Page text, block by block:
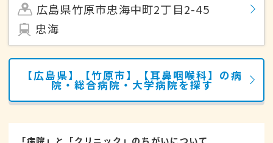
広島県竹原市忠海中町2丁目2-45
忠海
【広島県】【竹原市】【耳鼻咽喉科】の病
院・総合病院・大学病院を探す